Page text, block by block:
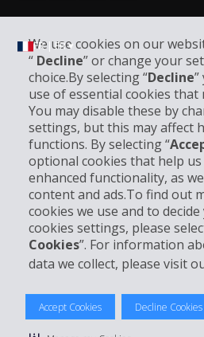
We use cookies on our
“ Decline” or change your
choice.By selecting “Decline
use of essential cookies that
You may disable these by
settings, but this may affect
functions. By selecting “
optional cookies that help
enhanced functionality, as
content and ads.To find out
cookies we use and to
cookies settings, please
Cookies”. For information
data we collect, please visit
Accept Cookies Decline Cookies
FR | FR ▾
Informations sur l'entreprise
Entreprise
Support client
Réserver avec Hertz
© 2026 The Hertz System, Inc.
Politique de confidentialité